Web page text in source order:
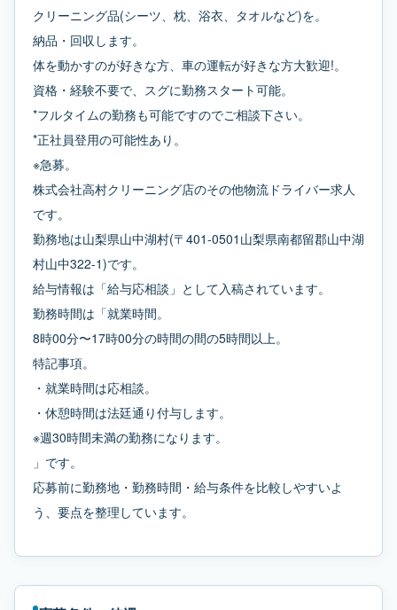
クリーニング品(シーツ、枕、浴衣、タオルなど)を。
納品・回収します。
体を動かすのが好きな方、車の運転が好きな方大歓迎!。
資格・経験不要で、スグに勤務スタート可能。
*フルタイムの勤務も可能ですのでご相談下さい。
*正社員登用の可能性あり。
※急募。
株式会社高村クリーニング店のその他物流ドライバー求人
です。
勤務地は山梨県山中湖村(〒401-0501山梨県南都留郡山中湖
村山中322-1)です。
給与情報は「給与応相談」として入稿されています。
勤務時間は「就業時間。
8時00分〜17時00分の時間の間の5時間以上。
特記事項。
・就業時間は応相談。
・休憩時間は法廷通り付与します。
※週30時間未満の勤務になります。
」です。
応募前に勤務地・勤務時間・給与条件を比較しやすいよ
う、要点を整理しています。